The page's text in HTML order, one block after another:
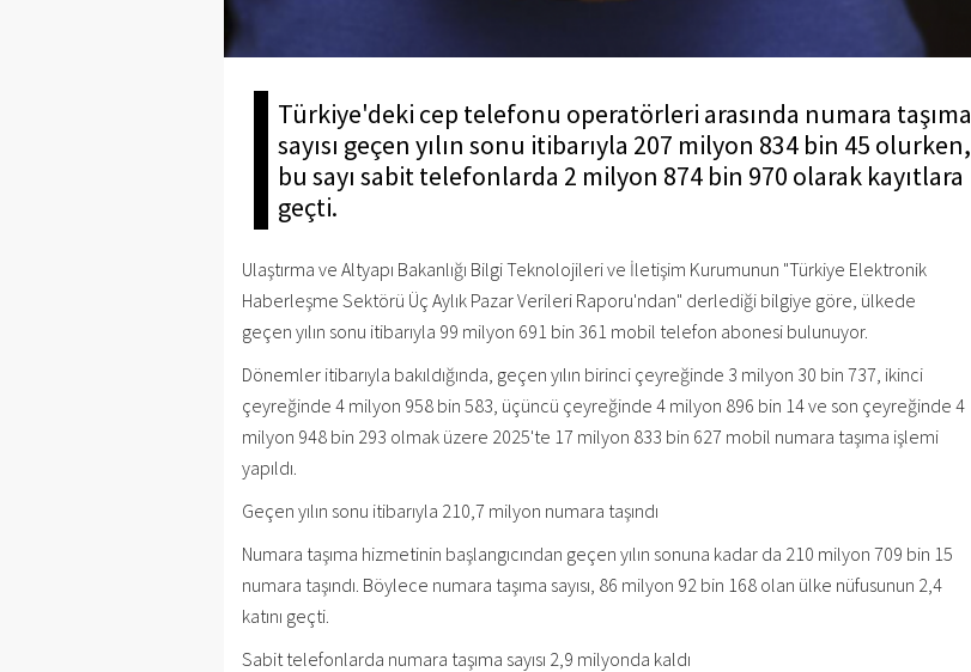
Türkiye'deki cep telefonu operatörleri arasında numara taşıma
sayısı geçen yılın sonu itibarıyla 207 milyon 834 bin 45 olurken,
bu sayı sabit telefonlarda 2 milyon 874 bin 970 olarak kayıtlara
geçti.
Ulaştırma ve Altyapı Bakanlığı Bilgi Teknolojileri ve İletişim Kurumunun "Türkiye Elektronik
Haberleşme Sektörü Üç Aylık Pazar Verileri Raporu'ndan" derlediği bilgiye göre, ülkede
geçen yılın sonu itibarıyla 99 milyon 691 bin 361 mobil telefon abonesi bulunuyor.
Dönemler itibarıyla bakıldığında, geçen yılın birinci çeyreğinde 3 milyon 30 bin 737, ikinci
çeyreğinde 4 milyon 958 bin 583, üçüncü çeyreğinde 4 milyon 896 bin 14 ve son çeyreğinde 4
milyon 948 bin 293 olmak üzere 2025'te 17 milyon 833 bin 627 mobil numara taşıma işlemi
yapıldı.
Geçen yılın sonu itibarıyla 210,7 milyon numara taşındı
Numara taşıma hizmetinin başlangıcından geçen yılın sonuna kadar da 210 milyon 709 bin 15
numara taşındı. Böylece numara taşıma sayısı, 86 milyon 92 bin 168 olan ülke nüfusunun 2,4
katını geçti.
Sabit telefonlarda numara taşıma sayısı 2,9 milyonda kaldı